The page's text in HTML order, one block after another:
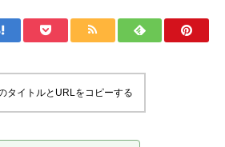
タイトルとURLをコピーする